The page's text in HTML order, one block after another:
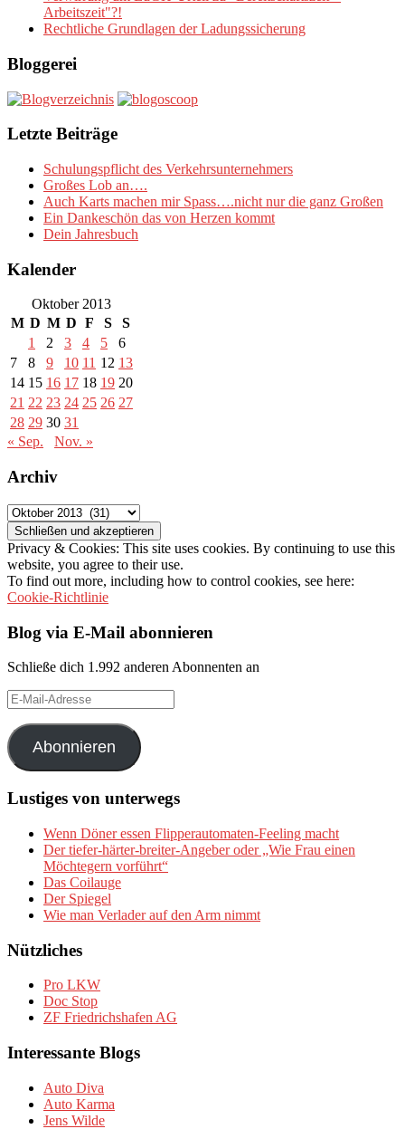
Arbeitszeit"?!
Rechtliche Grundlagen der Ladungssicherung
Bloggerei
Letzte Beiträge
Schulungspflicht des Verkehrsunternehmers
Großes Lob an….
Auch Karts machen mir Spass….nicht nur die ganz Großen
Ein Dankeschön das von Herzen kommt
Dein Jahresbuch
Kalender
Oktober 2013
M D M D F S
S
1
2 3 4 5
6
7
8 9 10 11 12 13
14 15 16 17 18 19 20
21 22 23 24 25 26 27
28 29 30 31
« Sep.
Nov. »
Archiv
Archiv
Privacy & Cookies: This site uses cookies. By continuing to use this
website, you agree to their use.
To find out more, including how to control cookies, see here:
Cookie-Richtlinie
Blog via E-Mail abonnieren
Schließe dich 1.992 anderen Abonnenten an
E-
Mail-
Adresse
Abonnieren
Lustiges von unterwegs
Wenn Döner essen Flipperautomaten-Feeling macht
Der tiefer-härter-breiter-Angeber oder „Wie Frau einen
Möchtegern vorführt“
Das Coilauge
Der Spiegel
Wie man Verlader auf den Arm nimmt
Nützliches
Pro LKW
Doc Stop
ZF Friedrichshafen AG
Interessante Blogs
Auto Diva
Auto Karma
Jens Wilde